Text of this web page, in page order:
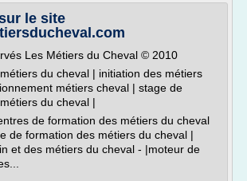
le site
Les Métiers du Cheval © 2010
du cheval | initiation des métiers
métiers cheval | stage de
du cheval |
de formation des métiers du cheval
de formation des métiers du cheval |
et des métiers du cheval - |moteur de